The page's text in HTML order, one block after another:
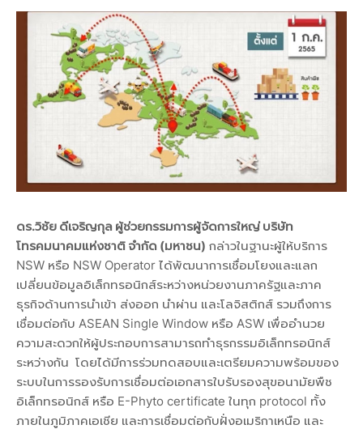
ดร.วิชัย ดีเจริญกุล ผู้ช่วยกรรมการผู้จัดการใหญ่ บริษัท
โทรคมนาคมแห่งชาติ จำกัด (มหาชน) กล่าวในฐานะผู้ให้บริการ
NSW หรือ NSW Operator ได้พัฒนาการเชื่อมโยงและแลก
เปลี่ยนข้อมูลอิเล็กทรอนิกส์ระหว่างหน่วยงานภาครัฐและภาค
ธุรกิจด้านการนำเข้า ส่งออก นำผ่าน และโลจิสติกส์ รวมถึงการ
เชื่อมต่อกับ ASEAN Single Window หรือ ASW เพื่ออำนวย
ความสะดวกให้ผู้ประกอบการสามารถทำธุรกรรมอิเล็กทรอนิกส์
ระหว่างกัน โดยได้มีการร่วมทดสอบและเตรียมความพร้อมของ
ระบบในการรองรับการเชื่อมต่อเอกสารใบรับรองสุขอนามัยพืช
อิเล็กทรอนิกส์ หรือ E-Phyto certificate ในทุก protocol ทั้ง
ภายในภูมิภาคเอเชีย และการเชื่อมต่อกับฝั่งอเมริกาเหนือ และ